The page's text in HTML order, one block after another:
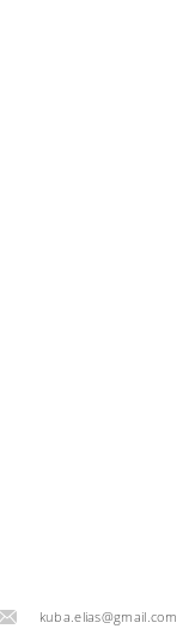
kuba.elias@gmail.com